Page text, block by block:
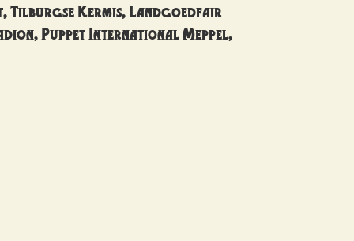
Tilburgse Kermis, Landgoedfair
Puppet International Meppel,